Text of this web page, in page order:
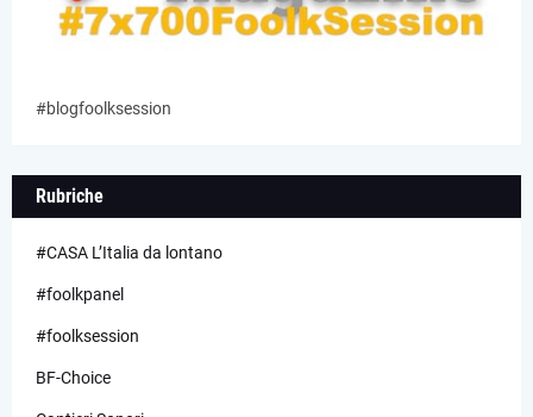
#blogfoolksession
Rubriche
#CASA L’Italia da lontano
#foolkpanel
#foolksession
BF-Choice